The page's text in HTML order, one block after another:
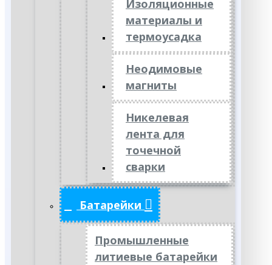
Изоляционные
материалы и
термоусадка
Неодимовые
магниты
Никелевая
лента для
точечной
сварки
Батарейки
Промышленные
литиевые батарейки